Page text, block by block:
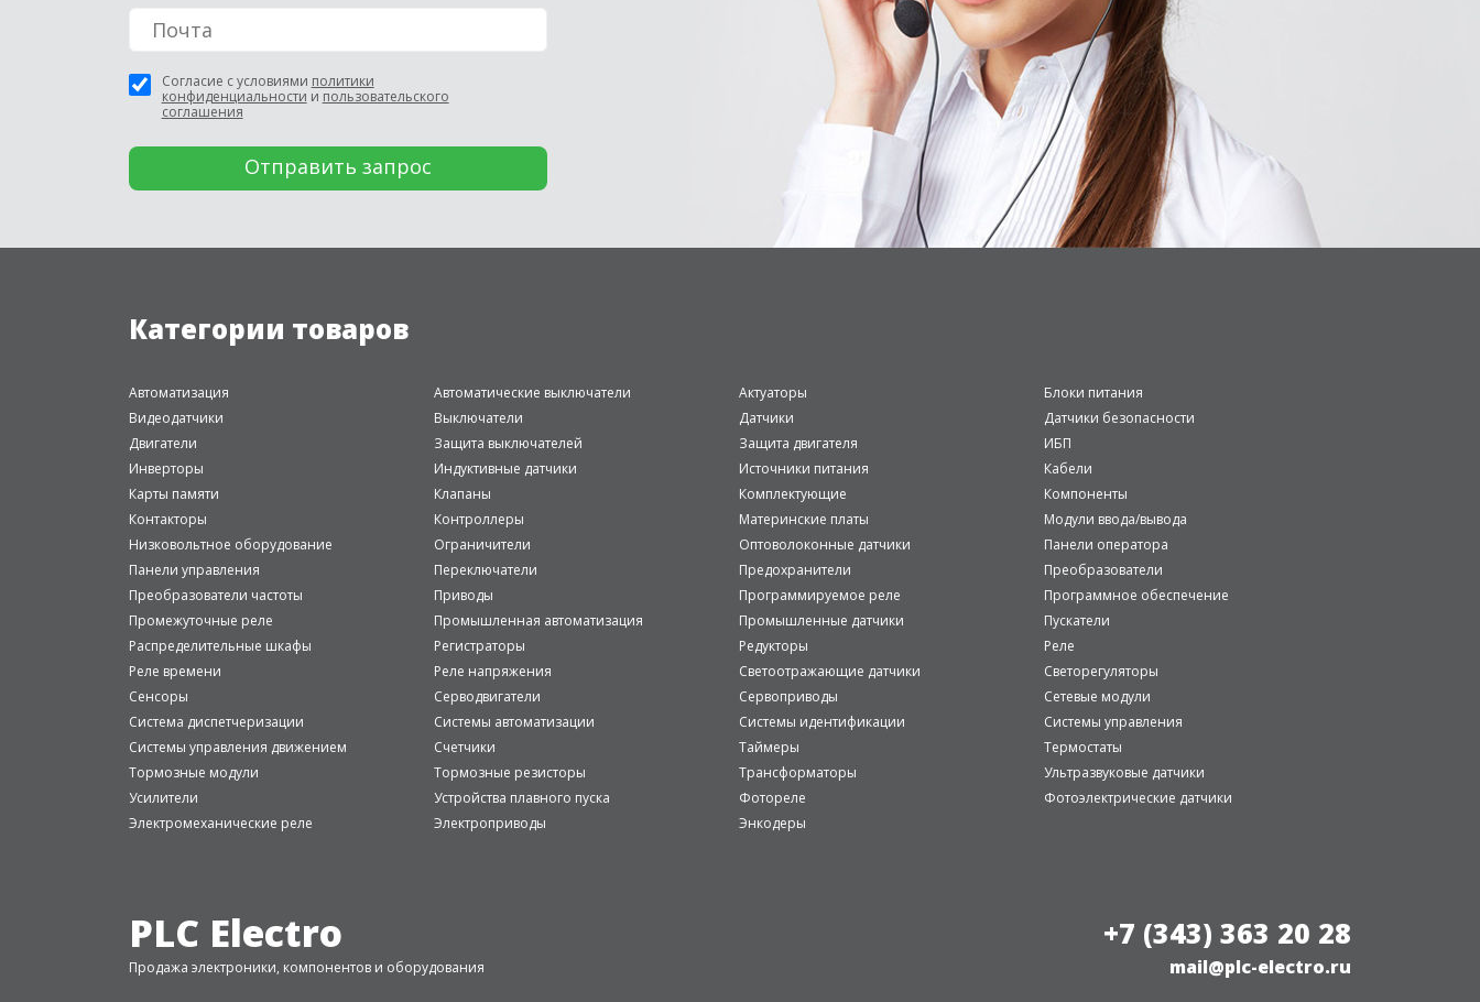
Согласие с условиями политики
конфиденциальности и пользовательского
соглашения
Категории товаров
Автоматизация Автоматические выключатели Актуаторы
Блоки питания
Видеодатчики
Выключатели Датчики
Датчики безопасности
Двигатели
Защита выключателей Защита двигателя
ИБП
Инверторы
Индуктивные датчики Источники питания
Кабели
Карты памяти
Клапаны Комплектующие
Компоненты
Контакторы
Контроллеры Материнские платы
Модули ввода/вывода
Низковольтное оборудование
Ограничители Оптоволоконные датчики
Панели оператора
Панели управления
Переключатели Предохранители
Преобразователи
Преобразователи частоты
Приводы Программируемое реле
Программное обеспечение
Промежуточные реле
Промышленная автоматизация Промышленные датчики
Пускатели
Распределительные шкафы
Регистраторы Редукторы
Реле
Реле времени
Реле напряжения Светоотражающие датчики
Светорегуляторы
Сенсоры
Серводвигатели Сервоприводы
Сетевые модули
Система диспетчеризации
Системы автоматизации Системы идентификации
Системы управления
Системы управления движением
Счетчики Таймеры
Термостаты
Тормозные модули
Тормозные резисторы Трансформаторы
Ультразвуковые датчики
Усилители
Устройства плавного пуска Фотореле
Фотоэлектрические датчики
Электромеханические реле
Электроприводы Энкодеры
PLC Electro
Продажа электроники, компонентов и оборудования
+7 (343) 363 20 28
mail@plc-electro.ru